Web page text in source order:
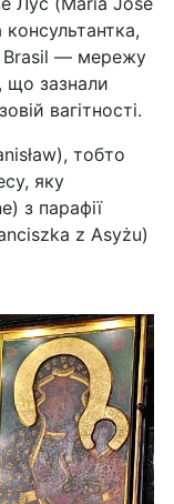
Brasil — мережу
що зазнали
вагітності.
тобто
яку
з парафії
z Asyżu)